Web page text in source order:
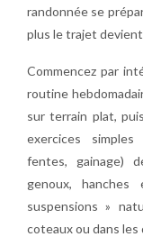
randonnée se
plus le trajet
Commencez par
routine
sur terrain plat,
exercices
fentes, gainage)
genoux,
suspensions »
coteaux ou dans